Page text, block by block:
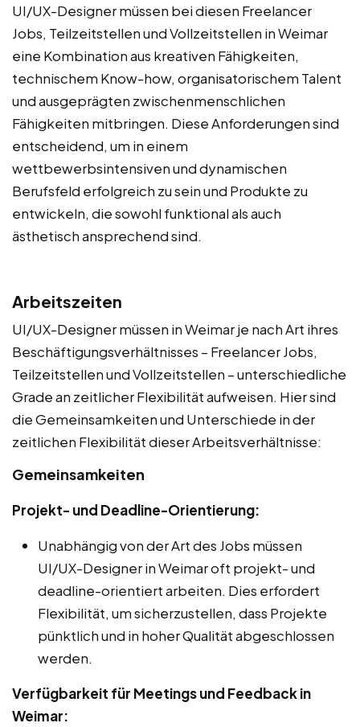
UI/UX-Designer müssen bei diesen Freelancer
Jobs, Teilzeitstellen und Vollzeitstellen in Weimar
eine Kombination aus kreativen Fähigkeiten,
technischem Know-how, organisatorischem Talent
und ausgeprägten zwischenmenschlichen
Fähigkeiten mitbringen. Diese Anforderungen sind
entscheidend, um in einem
wettbewerbsintensiven und dynamischen
Berufsfeld erfolgreich zu sein und Produkte zu
entwickeln, die sowohl funktional als auch
ästhetisch ansprechend sind.
Arbeitszeiten
UI/UX-Designer müssen in Weimar je nach Art ihres
Beschäftigungsverhältnisses – Freelancer Jobs,
Teilzeitstellen und Vollzeitstellen – unterschiedliche
Grade an zeitlicher Flexibilität aufweisen. Hier sind
die Gemeinsamkeiten und Unterschiede in der
zeitlichen Flexibilität dieser Arbeitsverhältnisse:
Gemeinsamkeiten
Projekt- und Deadline-Orientierung:
Unabhängig von der Art des Jobs müssen
UI/UX-Designer in Weimar oft projekt- und
deadline-orientiert arbeiten. Dies erfordert
Flexibilität, um sicherzustellen, dass Projekte
pünktlich und in hoher Qualität abgeschlossen
werden.
Verfügbarkeit für Meetings und Feedback in
Weimar: